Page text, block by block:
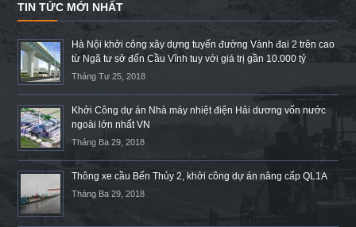
TIN TỨC MỚI NHẤT
Hà Nội khởi công xây dựng tuyến đường Vành đai 2 trên cao
từ Ngã tư sở đến Cầu Vĩnh tuy với giá trị gần 10.000 tỷ
Tháng Tư 25, 2018
Khởi Công dự án Nhà máy nhiệt điện Hải dương vốn nước
ngoài lớn nhất VN
Tháng Ba 29, 2018
Thông xe cầu Bến Thủy 2, khởi công dự án nâng cấp QL1A
Tháng Ba 29, 2018